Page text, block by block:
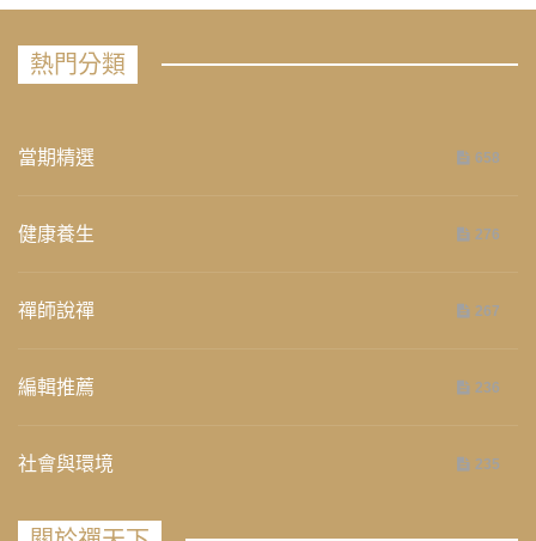
熱門分類
當期精選 658
健康養生 276
禪師說禪 267
編輯推薦 236
社會與環境 235